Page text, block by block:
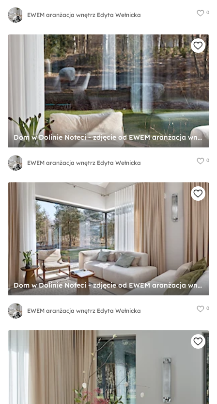
EWEM aranżacja wnętrz Edyta Wełnicka 0
Dom w Dolinie Noteci - zdjęcie od EWEM aranżacja wnętrz Edyta Wełnicka
EWEM aranżacja wnętrz Edyta Wełnicka 0
Dom w Dolinie Noteci - zdjęcie od EWEM aranżacja wnętrz Edyta Wełnicka
EWEM aranżacja wnętrz Edyta Wełnicka 0